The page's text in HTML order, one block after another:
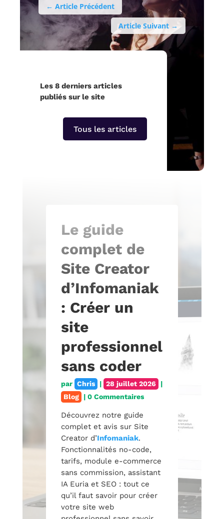
← Article Précédent
Article Suivant →
Les 8 derniers articles
publiés sur le site
Tous les articles
Le guide
complet de
Site Creator
d’Infomaniak
: Créer un
site
professionnel
sans coder
par Chris | 28 juillet 2026
|
Blog
| 0 Commentaires
Découvrez notre guide
complet et avis sur Site
Creator d’Infomaniak.
Fonctionnalités no-code,
tarifs, module e-commerce
sans commission, assistant
IA Euria et SEO : tout ce
qu’il faut savoir pour créer
votre site web